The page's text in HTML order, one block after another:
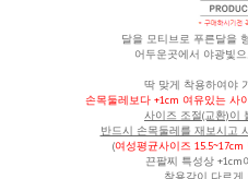
달을 모티브로 푸른달을
어두운곳에서 야광빛
딱 맞게 착용하여야
손목둘레보다 +1cm 여유있는 사
사이즈 조절(교환)이
반드시 손목둘레를 재보시고
(여성평균사이즈 15.5~17cm
끈팔찌 특성상